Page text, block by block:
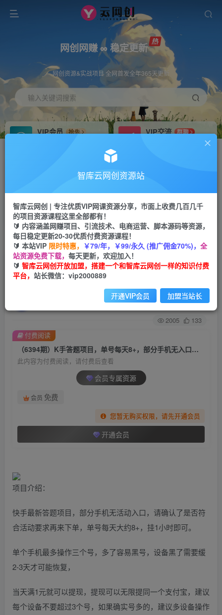
网创网赚 ∞ 稳定更新
网创资源&实战项目 全网首发全年365天更新
输入关键词搜索
VIP会员
抢先
VIP交流
群聊
研究探讨更多创业项目路子。
会员专属推广链接
网赚网创 项目
365天稳定跟新
APP下载
GO
首页 创业课程 会员专属 正文
（6394期）K手答题项目，单号每天8+，部分手机
无入口，请确认后再下单【软件+教程】
关注 私信
2005 133
（6394期）K手答题项目，单号每天8+，部分手机无入口，请确认后再下单【软件+教程】
此内容为付费阅读，请付费后查看
会员专属资源
会员 免费
您暂无购买权限，请先开通会员
开通会员
付费阅读
项目介绍：
快手最新答题项目，部分手机无活动入口，请确认了是否符
合活动要求再来下单，单号每天大约8+，挂1小时即可。
单个手机最多操作三个号，多了容易黑号，设备黑了需要缓
2-3天才可能恢复，
当天满1元就可以提现，提现可以无限提同一个支付宝，建议
每个设备不要超过3个号，如果确实号多的，建议多设备操作
智库云网创资源站
智库云网创 | 专注优质VIP网课资源分享，市面上收费几百几千
的项目资源课程这里全部都有！
🔰 内容涵盖网赚项目、引流技术、电商运营、脚本源码等资源，
每日稳定更新20-30优质付费资源课程！
🔰 本站VIP 限时特惠， ￥79/年，￥99/永久 (推广佣金70%)， 全
站资源免费下载， 每天更新，欢迎加入！
🔰 智库云网创开放加盟，搭建一个和智库云网创一样的知识付费
平台， 站长微信：vip2000889
开通VIP会员 加盟当站长